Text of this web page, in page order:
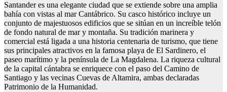
Santander es una elegante ciudad que se extiende sobre una amplia
bahía con vistas al mar Cantábrico. Su casco histórico incluye un
conjunto de majestuosos edificios que se sitúan en un increíble telón
de fondo natural de mar y montaña. Su tradición marinera y
comercial está ligada a una historia centenaria de turismo, que tiene
sus principales atractivos en la famosa playa de El Sardinero, el
paseo marítimo y la península de La Magdalena. La riqueza cultural
de la capital cántabra se enriquece con el paso del Camino de
Santiago y las vecinas Cuevas de Altamira, ambas declaradas
Patrimonio de la Humanidad.